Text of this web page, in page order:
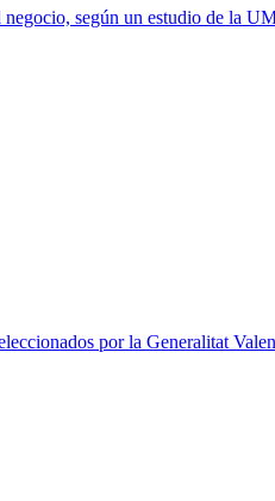
negocio, según un estudio de la
por la Generalitat